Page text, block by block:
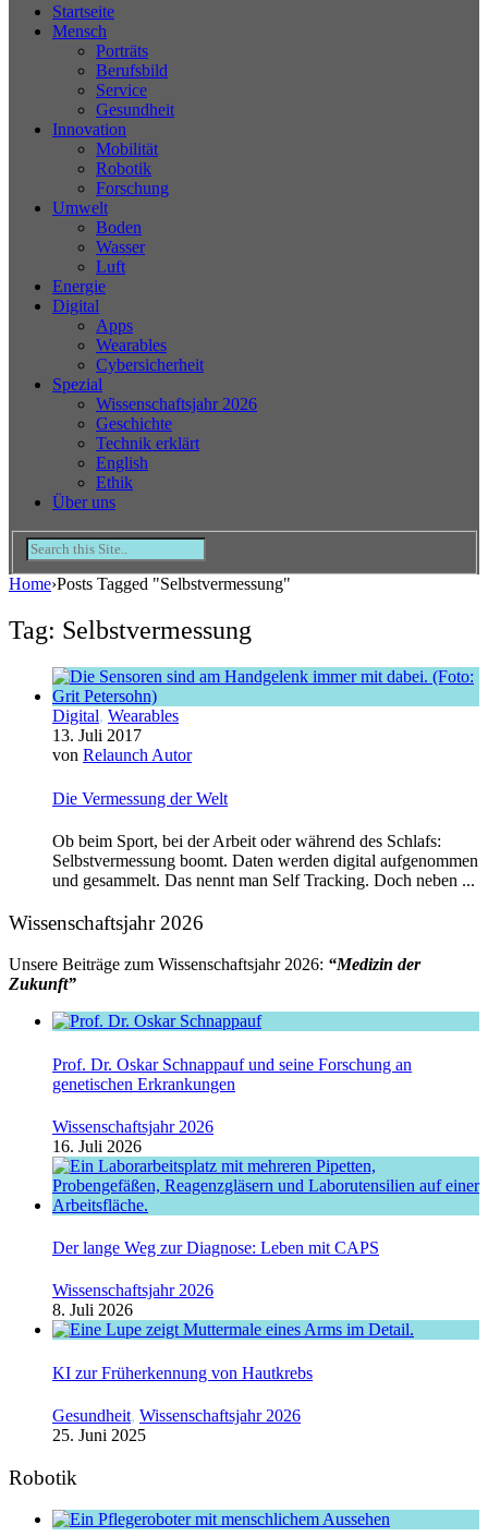
Startseite
Mensch
Porträts
Berufsbild
Service
Gesundheit
Innovation
Mobilität
Robotik
Forschung
Umwelt
Boden
Wasser
Luft
Energie
Digital
Apps
Wearables
Cybersicherheit
Spezial
Wissenschaftsjahr 2026
Geschichte
Technik erklärt
English
Ethik
Über uns
Home›Posts Tagged "Selbstvermessung"
Tag: Selbstvermessung
Digital, Wearables
13. Juli 2017
von Relaunch Autor
Die Vermessung der Welt
Ob beim Sport, bei der Arbeit oder während des Schlafs:
Selbstvermessung boomt. Daten werden digital aufgenommen
und gesammelt. Das nennt man Self Tracking. Doch neben ...
Wissenschaftsjahr 2026
Unsere Beiträge zum Wissenschaftsjahr 2026: “Medizin der
Zukunft”
Prof. Dr. Oskar Schnappauf und seine Forschung an
genetischen Erkrankungen
Wissenschaftsjahr 2026
16. Juli 2026
Der lange Weg zur Diagnose: Leben mit CAPS
Wissenschaftsjahr 2026
8. Juli 2026
KI zur Früherkennung von Hautkrebs
Gesundheit, Wissenschaftsjahr 2026
25. Juni 2025
Robotik